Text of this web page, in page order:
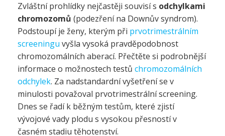
Zvláštní prohlídky nejčastěji souvisí s odchylkami
chromozomů (podezření na Downův syndrom).
Podstoupí je ženy, kterým při prvotrimestrálním
screeningu vyšla vysoká pravděpodobnost
chromozomálních aberací. Přečtěte si podrobnější
informace o možnostech testů chromozomálních
odchylek. Za nadstandardní vyšetření se v
minulosti považoval prvotrimestrální screening.
Dnes se řadí k běžným testům, které zjistí
vývojové vady plodu s vysokou přesností v
časném stadiu těhotenství.